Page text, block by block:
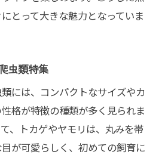
とって大きな魅力となっていま
虫類特集
には、コンパクトなサイズやカ
格が特徴の種類が多く見られま
、トカゲやヤモリは、丸みを帯
が可愛らしく、初めての飼育に